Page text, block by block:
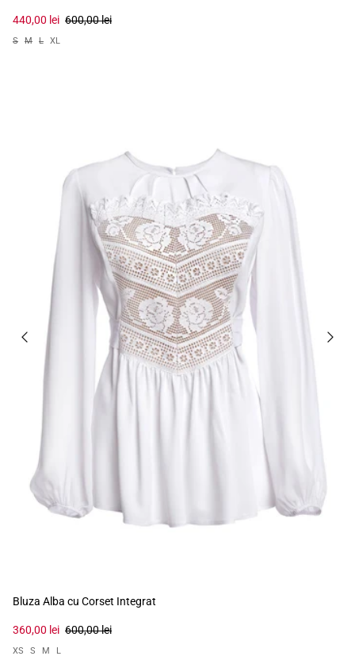
440,00 lei 600,00 lei
S M L XL
Bluza Alba cu Corset Integrat
360,00 lei 600,00 lei
XS S M L